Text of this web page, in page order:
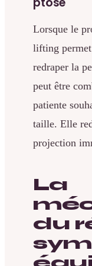
Lorsque le
lifting
redraper la
peut être
patiente
taille. Elle
projection
La
du